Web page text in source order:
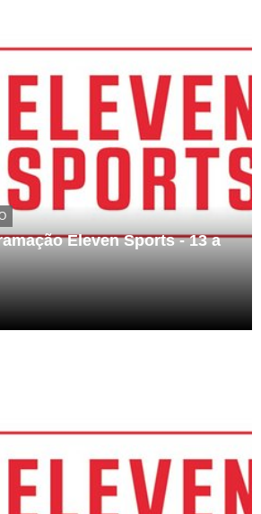
Eleven Sports - 13 a